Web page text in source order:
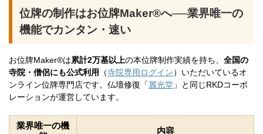
位牌の制作はお位牌Maker®へ──業界唯一の
機能でカンタン・速い
お位牌Maker®は累計2万基以上の本位牌制作実績を持ち、 全国の
寺院・僧侶にも公式利用 （寺院専用ログイン）いただいているオ
ンライン位牌専門店です。仏壇修復「麗光堂 」と同じRKDコーポ
レーションが運営しています。
業界唯一の機
内容